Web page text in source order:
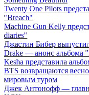
Twenty One Pilots
"Breach"
Machine Gun Kelly
diaries"
Джастин Бибер
Drake — анонс альбома
Kesha представила
BTS возвращаются
мировым туром
Джек Антонофф —